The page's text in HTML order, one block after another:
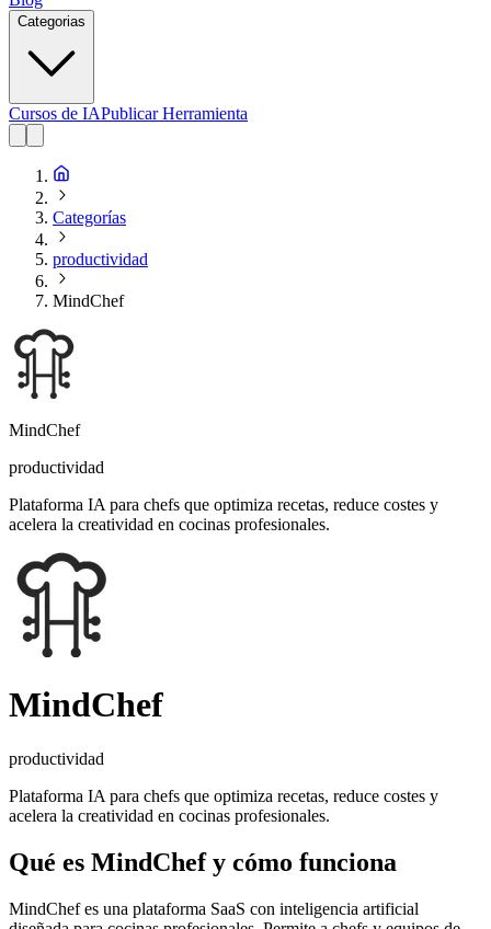
Categorias
Cursos de IAPublicar Herramienta
Categorías
productividad
MindChef
MindChef
productividad
Plataforma IA para chefs que optimiza recetas, reduce costes y
acelera la creatividad en cocinas profesionales.
MindChef
productividad
Plataforma IA para chefs que optimiza recetas, reduce costes y
acelera la creatividad en cocinas profesionales.
Qué es MindChefy cómo funciona
MindChef es una plataforma SaaS con inteligencia artificial